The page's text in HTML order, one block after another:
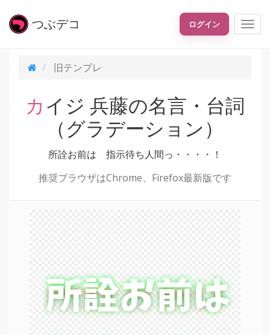
つぶデコ ログイン
旧テンプレ
カイジ 兵藤の名言・台詞
（グラデーション）
所詮お前は 指示待ち人間っ・・・・！
推奨ブラウザはChrome、Firefox最新版です
所詮お前は
所詮お前は